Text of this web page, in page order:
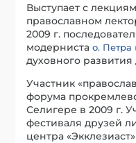
Выступает с
православном
2009 г.
модернистао.
духовного
Участник
форума
Селигере в 2009 г.
фестиваля друзей
центра